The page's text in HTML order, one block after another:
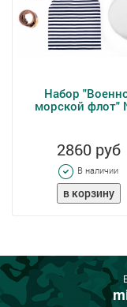
Набор
морской флот"
2860 руб
В наличии